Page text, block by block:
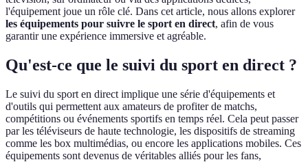
l'équipement joue un rôle clé. Dans cet article, nous allons explorer
les équipements pour suivre le sport en direct, afin de vous
garantir une expérience immersive et agréable.
Qu'est-ce que le suivi du sport en direct ?
Le suivi du sport en direct implique une série d'équipements et
d'outils qui permettent aux amateurs de profiter de matchs,
compétitions ou événements sportifs en temps réel. Cela peut passer
par les téléviseurs de haute technologie, les dispositifs de streaming
comme les box multimédias, ou encore les applications mobiles. Ces
équipements sont devenus de véritables alliés pour les fans,